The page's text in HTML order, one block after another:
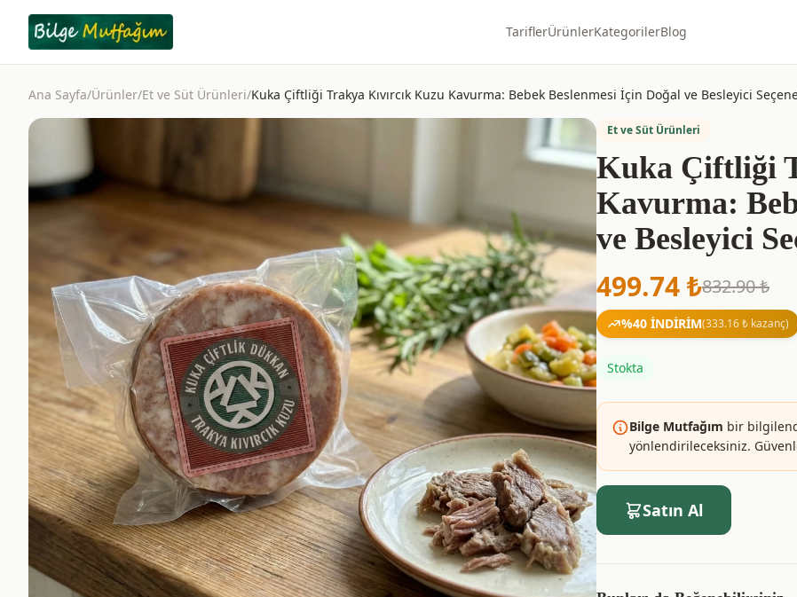
TariflerÜrünlerKategorilerBlog
Ana Sayfa/Ürünler/Et ve Süt Ürünleri/Kuka Çiftliği Trakya Kıvırcık Kuzu Kavurma: Bebek Beslenmesi İçin Doğal ve Besleyici
Et ve Süt Ürünleri
Kuka Çiftliği
Kavurma:
ve Besleyici
499.74₺832.90₺
%40 İNDİRİM(333.16₺ kazanç)
Stokta
Bilge Mutfağım bir
yönlendirileceksiniz.
Satın Al